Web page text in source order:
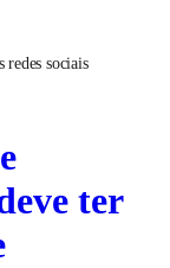
sociais
ter